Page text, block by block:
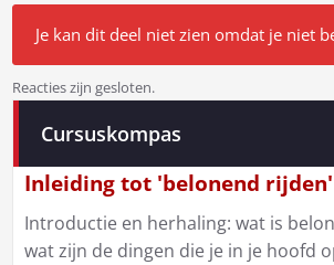
Je kan dit deel niet zien omdat je niet
Bericht
navigatie
Reacties zijn gesloten.
Cursuskompas
Inleiding tot 'belonend rijden'
Introductie en herhaling: wat is
wat zijn de dingen die je in je hoofd